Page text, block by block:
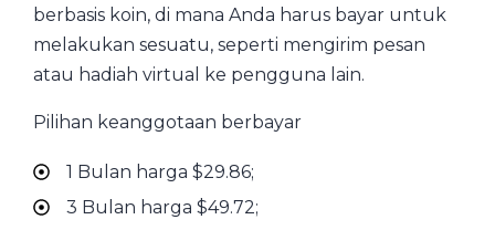
berbasis koin, di mana Anda harus bayar untuk
melakukan sesuatu, seperti mengirim pesan
atau hadiah virtual ke pengguna lain.
Pilihan keanggotaan berbayar
1 Bulan harga $29.86;
3 Bulan harga $49.72;